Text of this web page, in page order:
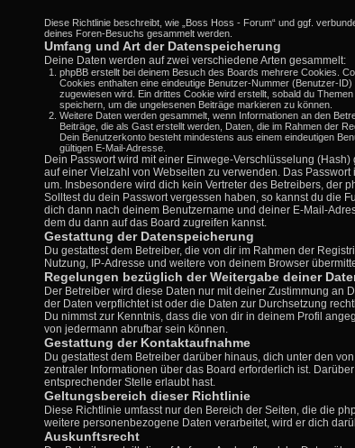
Diese Richtlinie beschreibt, wie „Boss Hoss - Forum“ und ggf.
deines Foren-Besuchs gesammelt werden.
Umfang und Art der Datenspeicherung
Deine Daten werden auf zwei verschiedene Arten gesammelt:
phpBB erstellt bei deinem Besuch des Boards mehrere Cookies.
Cookies enthalten eine eindeutige Benutzer-Nummer (Benutzer-
zugewiesen wird. Ein drittes Cookie wird erstellt, sobald du
speichern, um die ungelesenen Beiträge markieren zu können.
Weitere Daten werden gesammelt, wenn Informationen an den
Beiträge, die als Gast erstellt werden, Daten, die im Rahmen der
Dein Benutzerkonto besteht mindestens aus einem eindeutigen
gültigen E-Mail-Adresse.
Dein Passwort wird mit einer Einwege-Verschlüsselung
auf einer Vielzahl von Webseiten zu verwenden. Das
um. Insbesondere wird dich kein Vertreter des Betreibers, der
Solltest du dein Passwort vergessen haben, so kannst du die
dich dann nach deinem Benutzername und deiner E-Mail-
dem du dann auf das Board zugreifen kannst.
Gestattung der Datenspeicherung
Du gestattest dem Betreiber, die von dir im Rahmen der
Nutzung, IP-Adresse und weitere von deinem Browser
Regelungen bezüglich der Weitergabe deiner
Der Betreiber wird diese Daten nur mit deiner Zustimmung an
der Daten verpflichtet ist oder die Daten zur Durchsetzung
Du nimmst zur Kenntnis, dass die von dir in deinem Profil
von jedermann abrufbar sein können.
Gestattung der Kontaktaufnahme
Du gestattest dem Betreiber darüber hinaus, dich unter den
zentraler Informationen über das Board erforderlich ist.
entsprechender Stelle erlaubt hast.
Geltungsbereich dieser Richtlinie
Diese Richtlinie umfasst nur den Bereich der Seiten, die die
weitere personenbezogene Daten verarbeitet, wird er dich
Auskunftsrecht